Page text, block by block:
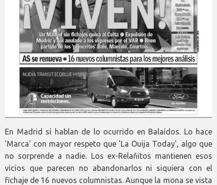
En Madrid sí hablan de lo ocurrido en Balaídos. Lo hace
'Marca' con mayor respeto que 'La Ouija Today', algo que
no sorprende a nadie. Los ex-Relañitos mantienen esos
vicios que parecen no abandonarlos ni siquiera con el
fichaje de 16 nuevos columnistas. Aunque la mona se vista